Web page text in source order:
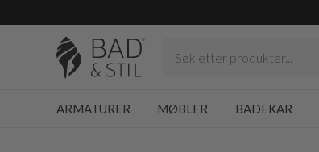
ARMATURER MØBLER BADEKAR